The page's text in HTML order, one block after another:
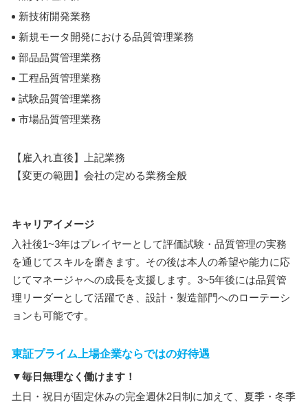
新技術開発業務
新規モータ開発における品質管理業務
部品品質管理業務
工程品質管理業務
試験品質管理業務
市場品質管理業務
【雇入れ直後】上記業務
【変更の範囲】会社の定める業務全般
キャリアイメージ
入社後1~3年はプレイヤーとして評価試験・品質管理の実務
を通じてスキルを磨きます。その後は本人の希望や能力に応
じてマネージャへの成長を支援します。3~5年後には品質管
理リーダーとして活躍でき、設計・製造部門へのローテーシ
ョンも可能です。
東証プライム上場企業ならではの好待遇
▼毎日無理なく働けます！
土日・祝日が固定休みの完全週休2日制に加えて、夏季・冬季